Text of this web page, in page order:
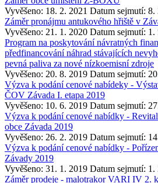
Vyvěšeno: 18. 2. 2021 Datum sejmutí: 8.
Záměr pronájmu antukového hřiště v
Vyvěšeno: 21. 1. 2020 Datum sejmutí: 1.
Program na poskytování návratných
předfinancování náhrad stávajících
pevná paliva za nové nízkoemisní zdroje
Vyvěšeno: 20. 8. 2019 Datum sejmutí:
Výzva k podání cenové nabídeky -
ČOV Závada I. etapa 2019
Vyvěšeno: 10. 6. 2019 Datum sejmutí:
Výzva k podání cenové nabídky -
obce Závada 2019
Vyvěšeno: 26. 2. 2019 Datum sejmutí:
Výzva k podání cenové nabídky -
Závady 2019
Vyvěšeno: 31. 1. 2019 Datum sejmutí: 1.
Záměr prodeje - malotrakor VARI IV 2.